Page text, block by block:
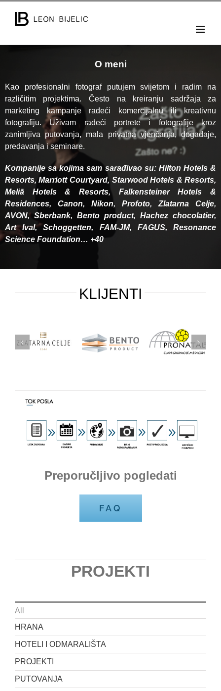
O meni
Kao profesionalni fotograf putujem svijetom i radim na
različitim projektima. Često na kreiranju sadržaja za
marketing kampanje radeći komercijalnu ili kreativnu
fotografiju. Uživam radeći portrete i fotografije kroz
zanimljiva putovanja, mala privatna vjenčanja, događaje,
predavanja i seminare.
Kompanije sa kojima sam sarađivao su: Hilton Hotels &
Resorts, Marriott Courtyard, Starwood Hotels & Resorts,
Meliā Hotels & Resorts, Falkensteiner Hotels &
Residences, Canon, Nikon, Profoto, Zlatarna Celje,
AVON, Sberbank, Bento product, Hachez chocolatier,
Art Ival, Schoggetten, FAM-JM, FAGUS, Resonance
Science Foundation… +40
KLIJENTI
Preporučljivo pogledati
FAQ
PROJEKTI
All
HRANA
HOTELI I ODMARALIŠTA
PROJEKTI
PUTOVANJA